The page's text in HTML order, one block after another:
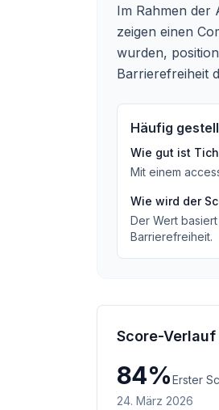
Im Rahmen der
zeigen einen
wurden,
Barrierefreiheit
Häufig
Wie gut ist
Mit einem
Wie wird der
Der Wert
Barrierefreiheit.
Score-Verlauf
84%Erster
24. März 2026